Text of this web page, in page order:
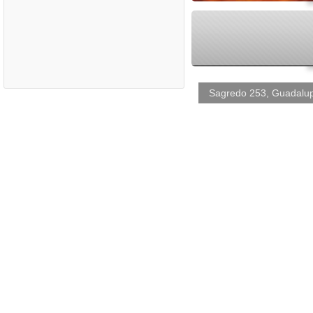
Sagredo 253,